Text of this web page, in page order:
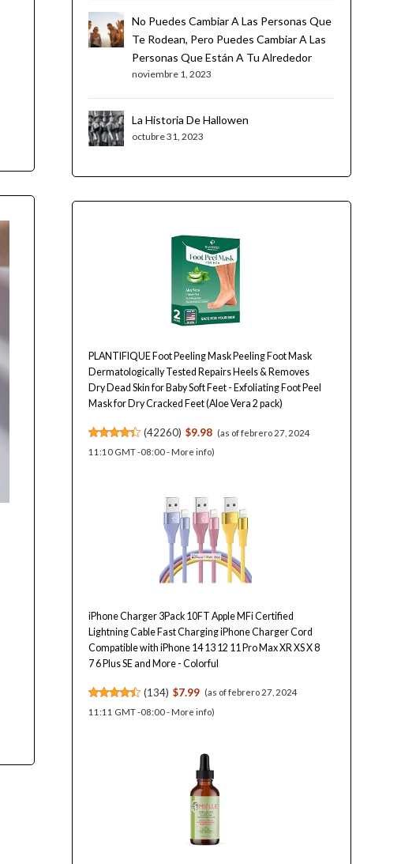
No Puedes Cambiar A Las Personas Que
Te Rodean, Pero Puedes Cambiar A Las
Personas Que Están A Tu Alrededor
noviembre 1, 2023
La Historia De Hallowen
octubre 31, 2023
PLANTIFIQUE Foot Peeling Mask Peeling Foot Mask
Dermatologically Tested Repairs Heels & Removes
Dry Dead Skin for Baby Soft Feet - Exfoliating Foot Peel
Mask for Dry Cracked Feet (Aloe Vera 2 pack)
(42260) $9.98 (as of febrero 27, 2024
11:10 GMT -08:00 - More info)
iPhone Charger 3Pack 10FT Apple MFi Certified
Lightning Cable Fast Charging iPhone Charger Cord
Compatible with iPhone 14 13 12 11 Pro Max XR XS X 8
7 6 Plus SE and More - Colorful
(134) $7.99 (as of febrero 27, 2024
11:11 GMT -08:00 - More info)